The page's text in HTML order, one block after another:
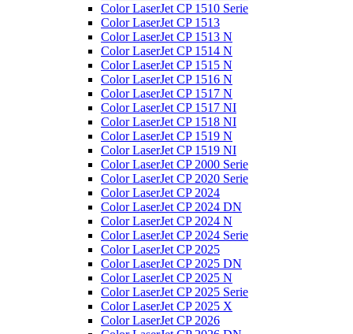
Color LaserJet CP 1510 Serie
Color LaserJet CP 1513
Color LaserJet CP 1513 N
Color LaserJet CP 1514 N
Color LaserJet CP 1515 N
Color LaserJet CP 1516 N
Color LaserJet CP 1517 N
Color LaserJet CP 1517 NI
Color LaserJet CP 1518 NI
Color LaserJet CP 1519 N
Color LaserJet CP 1519 NI
Color LaserJet CP 2000 Serie
Color LaserJet CP 2020 Serie
Color LaserJet CP 2024
Color LaserJet CP 2024 DN
Color LaserJet CP 2024 N
Color LaserJet CP 2024 Serie
Color LaserJet CP 2025
Color LaserJet CP 2025 DN
Color LaserJet CP 2025 N
Color LaserJet CP 2025 Serie
Color LaserJet CP 2025 X
Color LaserJet CP 2026